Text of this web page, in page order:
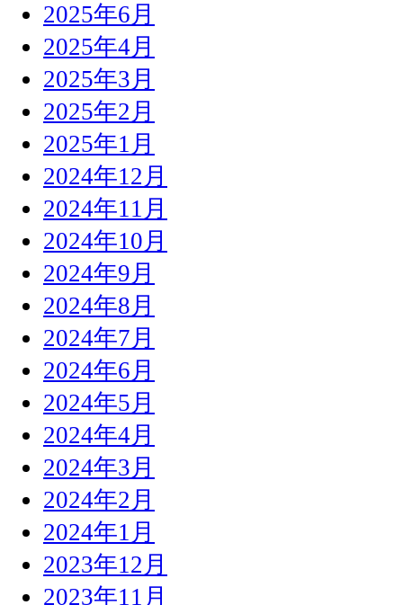
2025年6月
2025年4月
2025年3月
2025年2月
2025年1月
2024年12月
2024年11月
2024年10月
2024年9月
2024年8月
2024年7月
2024年6月
2024年5月
2024年4月
2024年3月
2024年2月
2024年1月
2023年12月
2023年11月